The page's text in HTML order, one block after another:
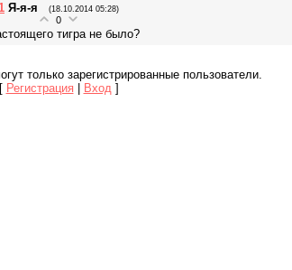
Я-я-я (18.10.2014 05:28)
0
тигра не было?
только зарегистрированные пользователи.
[ Регистрация | Вход ]